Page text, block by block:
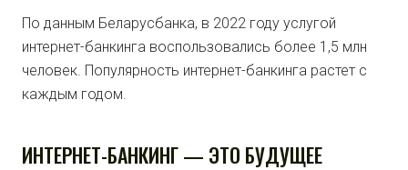
По данным Беларусбанка, в 2022 году услугой
интернет-банкинга воспользовались более 1,5 млн
человек. Популярность интернет-банкинга растет с
каждым годом.
ИНТЕРНЕТ-БАНКИНГ — ЭТО БУДУЩЕЕ